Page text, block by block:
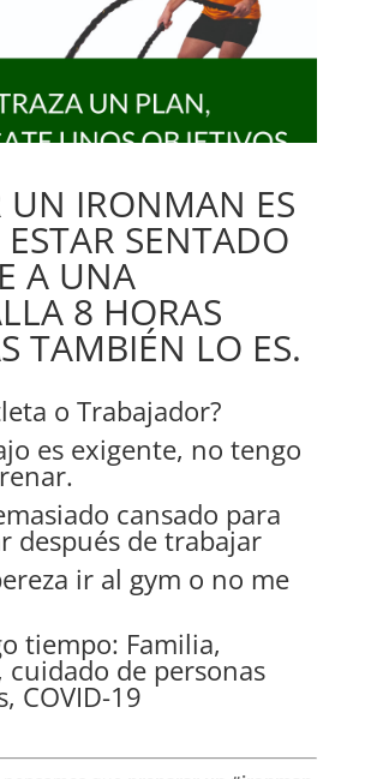
UN IRONMAN ES
SENTADO
A UNA
8 HORAS
TAMBIÉN LO ES.
o Trabajador?
es exigente, no tengo
cansado para
después de trabajar
ir al gym o no me
tiempo: Familia,
cuidado de personas
COVID-19